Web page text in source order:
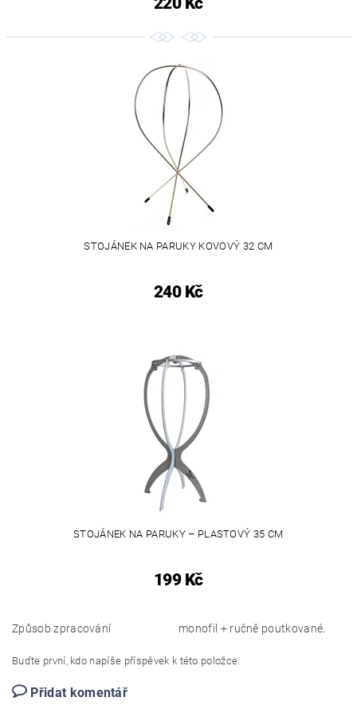
STOJÁNEK NA PARUKY KOVOVÝ 32 CM
240 Kč
STOJÁNEK NA PARUKY – PLASTOVÝ 35 CM
199 Kč
Způsob zpracování monofil + ručně poutkované.
Buďte první, kdo napíše příspěvek k této položce.
Přidat komentář